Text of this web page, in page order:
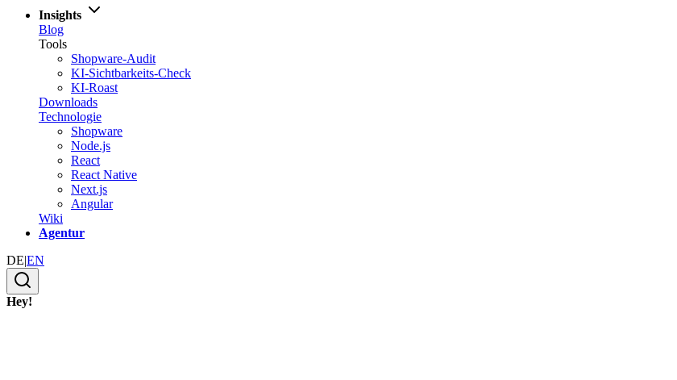
Insights
Blog
Tools
Shopware-Audit
KI-Sichtbarkeits-Check
KI-Roast
Downloads
Technologie
Shopware
Node.js
React
React Native
Next.js
Angular
Wiki
Agentur
DE|EN
Hey!